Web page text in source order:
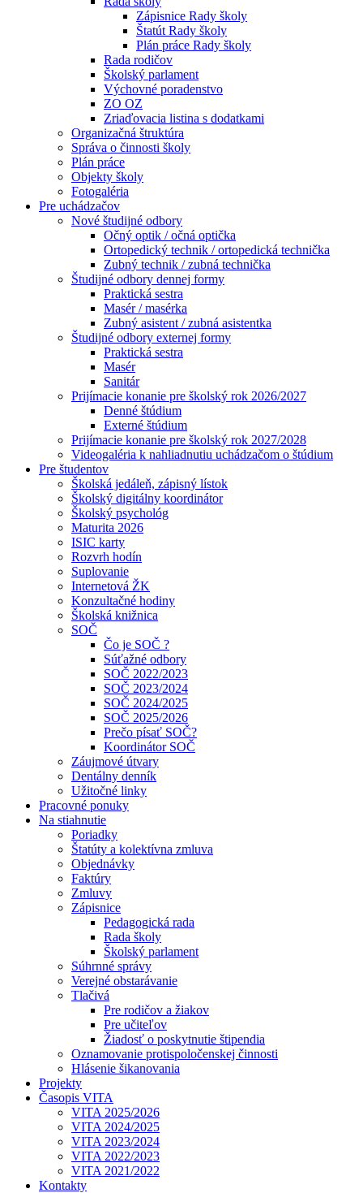
Zápisnice Rady školy
Štatút Rady školy
Plán práce Rady školy
Rada rodičov
Školský parlament
Výchovné poradenstvo
ZO OZ
Zriaďovacia listina s dodatkami
Organizačná štruktúra
Správa o činnosti školy
Plán práce
Objekty školy
Fotogaléria
Pre uchádzačov
Nové študijné odbory
Očný optik / očná optička
Ortopedický technik / ortopedická technička
Zubný technik / zubná technička
Študijné odbory dennej formy
Praktická sestra
Masér / masérka
Zubný asistent / zubná asistentka
Študijné odbory externej formy
Praktická sestra
Masér
Sanitár
Prijímacie konanie pre školský rok 2026/2027
Denné štúdium
Externé štúdium
Prijímacie konanie pre školský rok 2027/2028
Videogaléria k nahliadnutiu uchádzačom o štúdium
Pre študentov
Školská jedáleň, zápisný lístok
Školský digitálny koordinátor
Školský psychológ
Maturita 2026
ISIC karty
Rozvrh hodín
Suplovanie
Internetová ŽK
Konzultačné hodiny
Školská knižnica
SOČ
Čo je SOČ ?
Súťažné odbory
SOČ 2022/2023
SOČ 2023/2024
SOČ 2024/2025
SOČ 2025/2026
Prečo písať SOČ?
Koordinátor SOČ
Záujmové útvary
Dentálny denník
Užitočné linky
Pracovné ponuky
Na stiahnutie
Poriadky
Štatúty a kolektívna zmluva
Objednávky
Faktúry
Zmluvy
Zápisnice
Pedagogická rada
Rada školy
Školský parlament
Súhrnné správy
Verejné obstarávanie
Tlačivá
Pre rodičov a žiakov
Pre učiteľov
Žiadosť o poskytnutie štipendia
Oznamovanie protispoločenskej činnosti
Hlásenie šikanovania
Projekty
Časopis VITA
VITA 2025/2026
VITA 2024/2025
VITA 2023/2024
VITA 2022/2023
VITA 2021/2022
Kontakty